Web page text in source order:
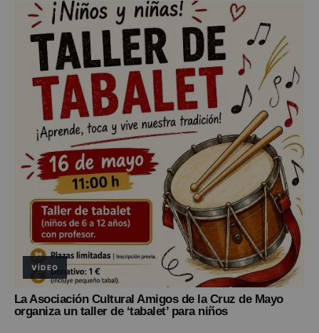
VÍDEO
La Asociación Cultural Amigos de la Cruz de Mayo
organiza un taller de ‘tabalet’ para niños